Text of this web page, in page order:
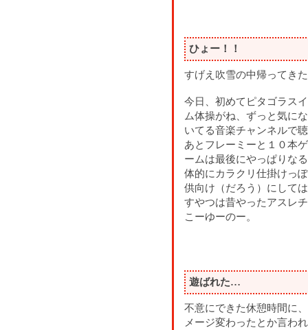
ひょー！！
すげえ吹雪の中帰ってき
今日、初めてピタゴラス
ム体操がね、ずっと気に
いてる音楽チャンネルで
あとフレーミーと１０本
ームは最後にやっぱりな
体的にカラクリ仕掛けっ
供向け（だろう）にして
すやつは昔やったアスレ
こーゆーのー。
遊ばれた…
不意にできた休憩時間に
メージ変わったとか言わ